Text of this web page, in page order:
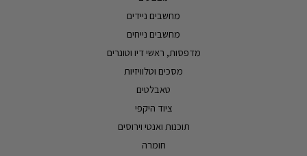
מחשבים ניידים
מחשבים נייחים
מדפסות, ראשי דיו וטונרים
מסכים וטלוויזיות
טאבלטים
ציוד היקפי
תוכנות ואנטי וירוסים
חומרה